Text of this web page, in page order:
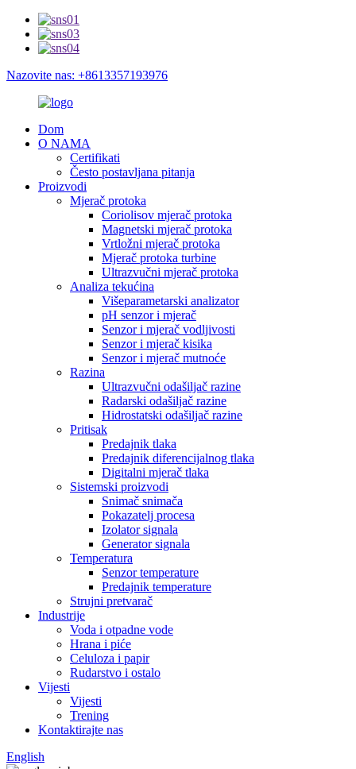
Nazovite nas: +8613357193976
Dom
O NAMA
Certifikati
Često postavljana pitanja
Proizvodi
Mjerač protoka
Coriolisov mjerač protoka
Magnetski mjerač protoka
Vrtložni mjerač protoka
Mjerač protoka turbine
Ultrazvučni mjerač protoka
Analiza tekućina
Višeparametarski analizator
pH senzor i mjerač
Senzor i mjerač vodljivosti
Senzor i mjerač kisika
Senzor i mjerač mutnoće
Razina
Ultrazvučni odašiljač razine
Radarski odašiljač razine
Hidrostatski odašiljač razine
Pritisak
Predajnik tlaka
Predajnik diferencijalnog tlaka
Digitalni mjerač tlaka
Sistemski proizvodi
Snimač snimača
Pokazatelj procesa
Izolator signala
Generator signala
Temperatura
Senzor temperature
Predajnik temperature
Strujni pretvarač
Industrije
Voda i otpadne vode
Hrana i piće
Celuloza i papir
Rudarstvo i ostalo
Vijesti
Vijesti
Trening
Kontaktirajte nas
English